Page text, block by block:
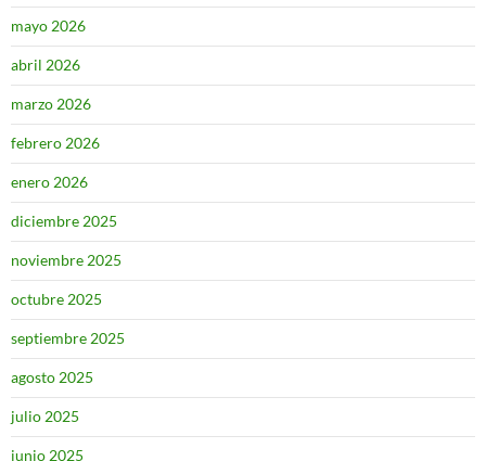
mayo 2026
abril 2026
marzo 2026
febrero 2026
enero 2026
diciembre 2025
noviembre 2025
octubre 2025
septiembre 2025
agosto 2025
julio 2025
junio 2025